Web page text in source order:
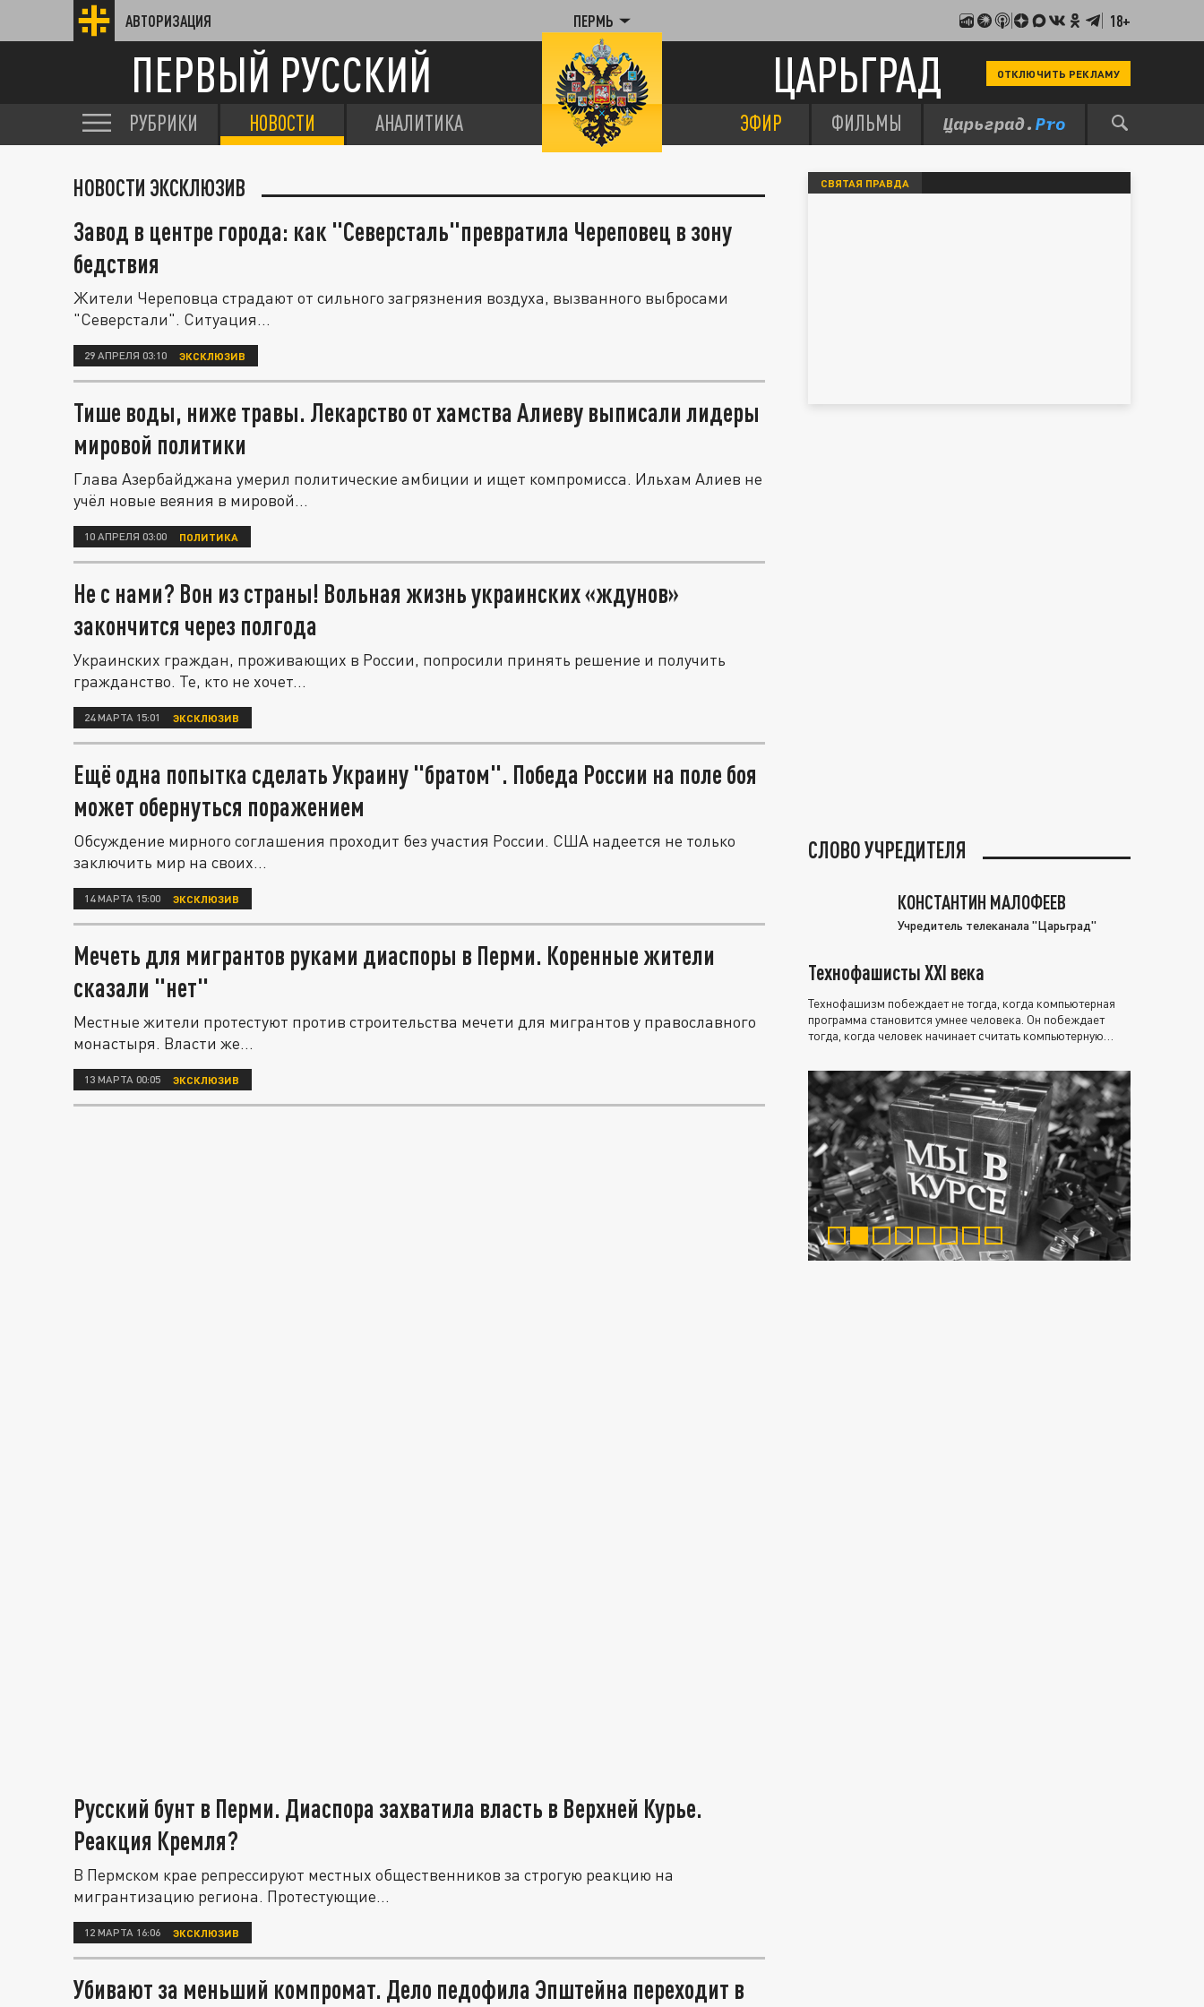
АВТОРИЗАЦИЯ ПЕРМЬ 18+
ПЕРВЫЙ РУССКИЙ ЦАРЬГРАД ОТКЛЮЧИТЬ РЕКЛАМУ
РУБРИКИ НОВОСТИ АНАЛИТИКА ЭФИР ФИЛЬМЫ
НОВОСТИ ЭКСКЛЮЗИВ
Завод в центре города: как "Северсталь"превратила Череповец в зону
бедствия
Жители Череповца страдают от сильного загрязнения воздуха, вызванного выбросами
"Северстали". Ситуация...
29 АПРЕЛЯ 03:10 ЭКСКЛЮЗИВ
Тише воды, ниже травы. Лекарство от хамства Алиеву выписали лидеры
мировой политики
Глава Азербайджана умерил политические амбиции и ищет компромисса. Ильхам Алиев не
учёл новые веяния в мировой...
10 АПРЕЛЯ 03:00 ПОЛИТИКА
Не с нами? Вон из страны! Вольная жизнь украинских «ждунов»
закончится через полгода
Украинских граждан, проживающих в России, попросили принять решение и получить
гражданство. Те, кто не хочет...
24 МАРТА 15:01 ЭКСКЛЮЗИВ
Ещё одна попытка сделать Украину "братом". Победа России на поле боя
может обернуться поражением
Обсуждение мирного соглашения проходит без участия России. США надеется не только
заключить мир на своих...
14 МАРТА 15:00 ЭКСКЛЮЗИВ
Мечеть для мигрантов руками диаспоры в Перми. Коренные жители
сказали "нет"
Местные жители протестуют против строительства мечети для мигрантов у православного
монастыря. Власти же...
13 МАРТА 00:05 ЭКСКЛЮЗИВ
Русский бунт в Перми. Диаспора захватила власть в Верхней Курье.
Реакция Кремля?
В Пермском крае репрессируют местных общественников за строгую реакцию на
мигрантизацию региона. Протестующие...
12 МАРТА 16:06 ЭКСКЛЮЗИВ
Убивают за меньший компромат. Дело педофила Эпштейна переходит в
СВЯТАЯ ПРАВДА
СЛОВО УЧРЕДИТЕЛЯ
КОНСТАНТИН МАЛОФЕЕВ
Учредитель телеканала "Царьград"
Технофашисты XXI века
Технофашизм побеждает не тогда, когда компьютерная
программа становится умнее человека. Он побеждает
тогда, когда человек начинает считать компьютерную